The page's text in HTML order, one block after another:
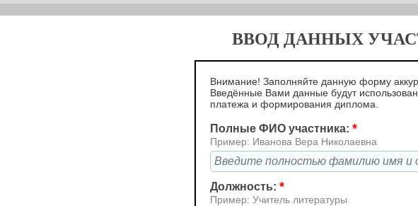
ВВОД ДАННЫХ
Внимание! Заполняйте данную форму
Введённые Вами данные будут
платежа и формирования диплома.
Полные ФИО участника: *
Пример: Иванова Вера Николаевна
Должность: *
Пример: Учитель литературы